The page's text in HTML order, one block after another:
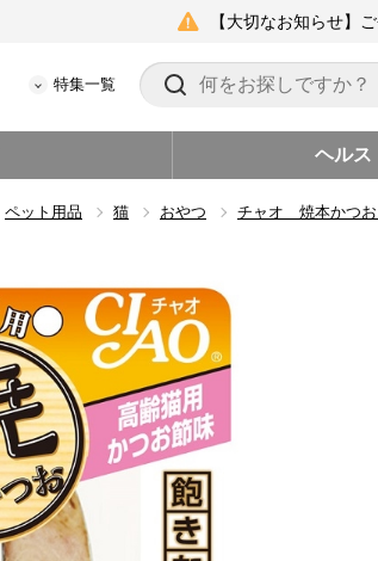
【大切なお知らせ】
特集一覧
ヘルス
ペット用品 猫 おやつ チャオ 焼本かつ